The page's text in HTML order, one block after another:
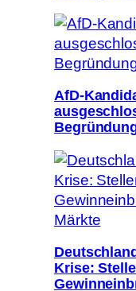
AfD-
Krise: